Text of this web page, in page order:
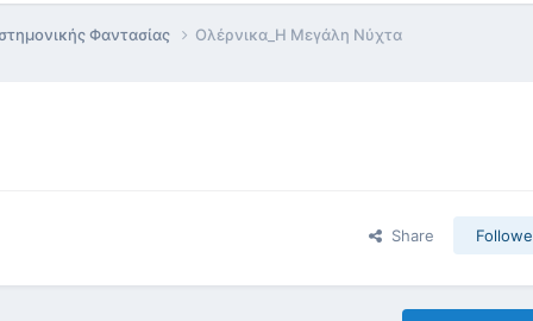
Φαντασίας Ολέρνικα_Η Μεγάλη Νύχτα
Share